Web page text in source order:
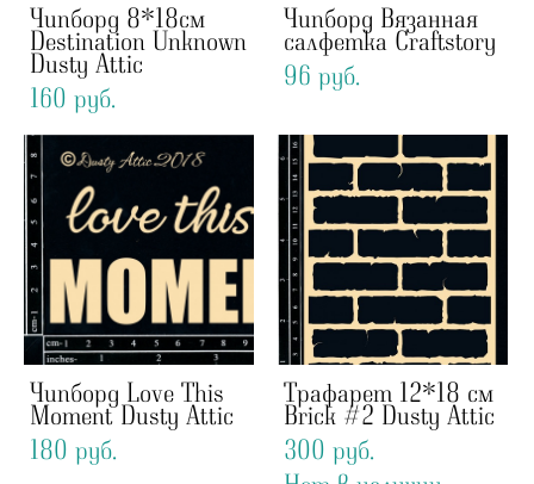
Чипборд 8*18см
Destination Unknown
Dusty Attic
160 pуб.
Чипборд Вязанная
салфетка Craftstory
96 pуб.
Чипборд Love This
Moment Dusty Attic
180 pуб.
Трафарет 12*18 см
Brick #2 Dusty Attic
300 pуб.